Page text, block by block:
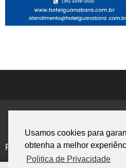
Usamos cookies para
obtenha a melhor
Politica de Privacidade
Politica de Privacidade